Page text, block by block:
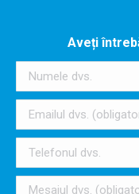
Aveți